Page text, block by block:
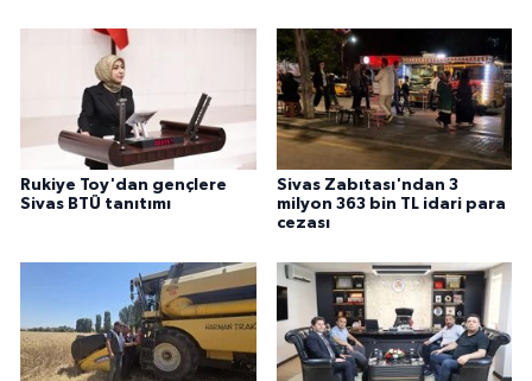
Rukiye Toy'dan gençlere
Sivas BTÜ tanıtımı
Sivas Zabıtası'ndan 3
milyon 363 bin TL idari para
cezası